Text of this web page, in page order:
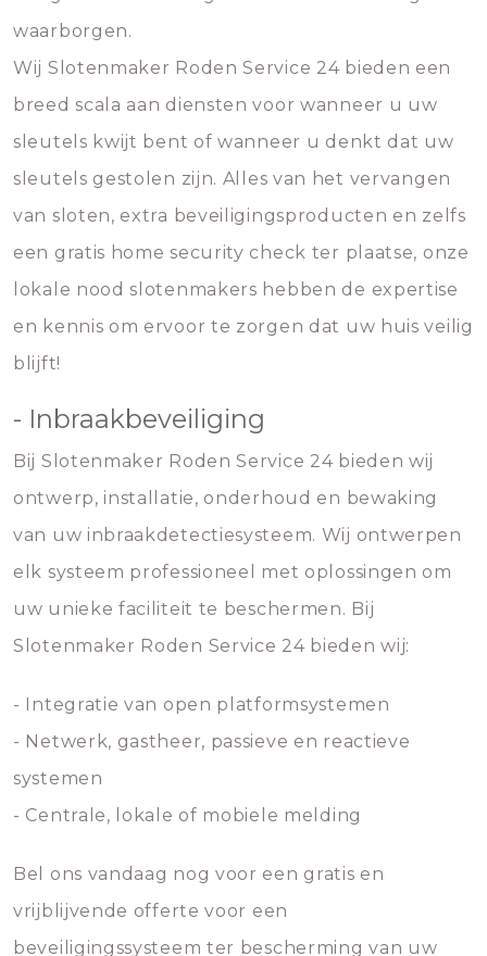
waarborgen.
Wij Slotenmaker Roden Service 24 bieden een
breed scala aan diensten voor wanneer u uw
sleutels kwijt bent of wanneer u denkt dat uw
sleutels gestolen zijn. Alles van het vervangen
van sloten, extra beveiligingsproducten en zelfs
een gratis home security check ter plaatse, onze
lokale nood slotenmakers hebben de expertise
en kennis om ervoor te zorgen dat uw huis veilig
blijft!
- Inbraakbeveiliging
Bij Slotenmaker Roden Service 24 bieden wij
ontwerp, installatie, onderhoud en bewaking
van uw inbraakdetectiesysteem. Wij ontwerpen
elk systeem professioneel met oplossingen om
uw unieke faciliteit te beschermen. Bij
Slotenmaker Roden Service 24 bieden wij:
- Integratie van open platformsystemen
- Netwerk, gastheer, passieve en reactieve
systemen
- Centrale, lokale of mobiele melding
Bel ons vandaag nog voor een gratis en
vrijblijvende offerte voor een
beveiligingssysteem ter bescherming van uw